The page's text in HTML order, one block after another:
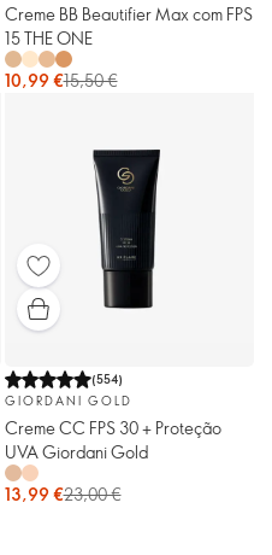
Creme BB Beautifier Max com FPS
15 THE ONE
10,99 €15,50 €
(554)
GIORDANI GOLD
Creme CC FPS 30 + Proteção
UVA Giordani Gold
13,99 €23,00 €